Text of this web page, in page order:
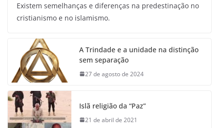
Existem semelhanças e diferenças na predestinação no
cristianismo e no islamismo.
A Trindade e a unidade na distinção
sem separação
27 de agosto de 2024
Islã religião da “Paz”
21 de abril de 2021